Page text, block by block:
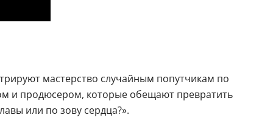
мастерство случайным попутчикам по
и продюсером, которые обещают превратить
или по зову сердца?».